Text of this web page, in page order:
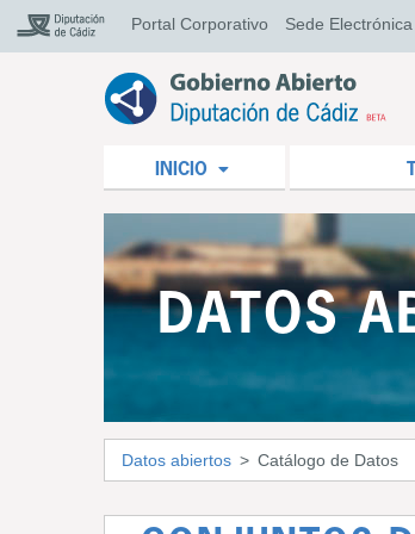
Portal Corporativo Sede Electrónica
INICIO
DATOS
Datos abiertos Catálogo de Datos